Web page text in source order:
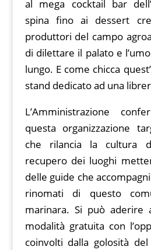
al mega cocktail bar
spina fino ai dessert
produttori del campo
di dilettare il palato e
lungo. E come chicca
stand dedicato ad una
L’Amministrazione
questa organizzazione
che rilancia la cultura
recupero dei luoghi
delle guide che
rinomati di questo
marinara. Si può aderire
modalità gratuita con
coinvolti dalla golosità